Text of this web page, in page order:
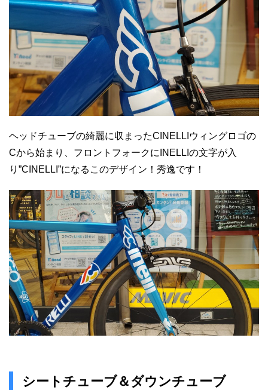
ヘッドチューブの綺麗に収まったCINELLIウィングロゴの
Cから始まり、フロントフォークにINELLIの文字が入
り”CINELLI”になるこのデザイン！秀逸です！
シートチューブ＆ダウンチューブ